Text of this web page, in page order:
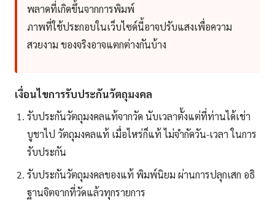
พลาดที่เกิดขึ้นจากการพิมพ์
ภาพที่ใช้ประกอบในเว็บไซด์นี้อาจปรับแสงเพื่อความ
สวยงาม ของจริงอาจแตกต่างกันบ้าง
เงื่อนไขการรับประกันวัตถุมงคล
รับประกันวัตถุมงคลแท้จากวัด นับเวลาตั้งแต่ที่ท่านได้เช่า
บูชาไป วัตถุมงคลแท้ เมื่อไหร่ก็แท้ ไม่จำกัดวัน-เวลา ในการ
รับประกัน
รับประกันวัตถุมงคลของแท้ พิมพ์นิยม ผ่านการปลุกเสก อธิ
ฐานจิตจากที่วัดแล้วทุกรายการ